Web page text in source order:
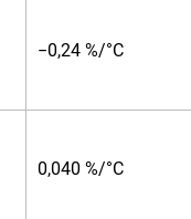
−0,24 %/°C
0,040 %/°C